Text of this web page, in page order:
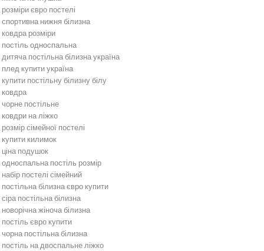
розміри євро постелі
спортивна нижня білизна
ковдра розміри
постіль односпальна
дитяча постільна білизна україна
плед купити україна
купити постільну білизну білу
ковдра
чорне постільне
ковдри на ліжко
розмір сімейної постелі
купити килимок
ціна подушок
односпальна постіль розмір
набір постелі сімейний
постільна білизна євро купити
сіра постільна білизна
новорічна жіноча білизна
постіль євро купити
чорна постільна білизна
постіль на двоспальне ліжко